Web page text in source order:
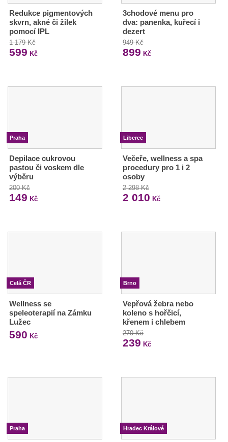
Redukce pigmentových
skvrn, akné či žilek
pomocí IPL
1 179 Kč
599 Kč
3chodové menu pro
dva: panenka, kuřecí i
dezert
949 Kč
899 Kč
Praha
Depilace cukrovou
pastou či voskem dle
výběru
200 Kč
149 Kč
Liberec
Večeře, wellness a spa
procedury pro 1 i 2
osoby
2 298 Kč
2 010 Kč
Celá ČR
Wellness se
speleoterapií na Zámku
Lužec
590 Kč
Brno
Vepřová žebra nebo
koleno s hořčicí,
křenem i chlebem
270 Kč
239 Kč
Praha Hradec Králové